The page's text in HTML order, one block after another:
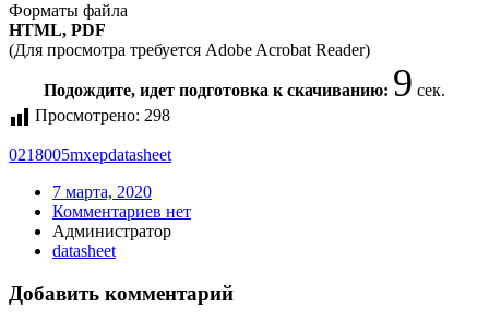
Форматы файла
HTML, PDF
(Для просмотра требуется Adobe Acrobat Reader)
Подождите, идет подготовка к скачиванию: 9 сек.
Просмотрено: 298
0218005mxepdatasheet
7 марта, 2020
Комментариев нет
Администратор
datasheet
Добавить комментарий